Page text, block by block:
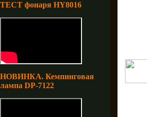
ТЕСТ фонаря HY8016
НОВИНКА. Кемпинговая
лампа DP-7122